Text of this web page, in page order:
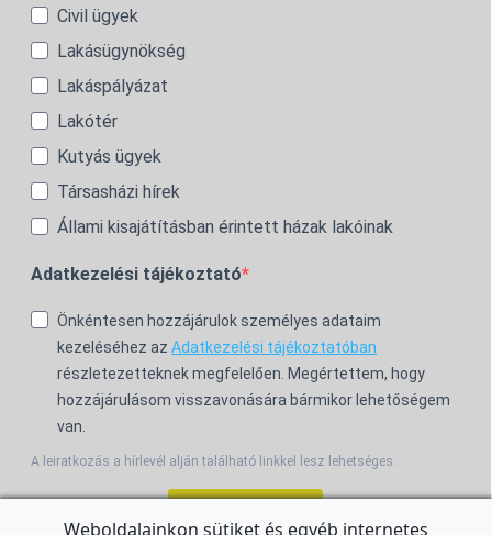
Civil ügyek
Lakásügynökség
Lakáspályázat
Lakótér
Kutyás ügyek
Társasházi hírek
Állami kisajátításban érintett házak lakóinak
Adatkezelési tájékoztató
Önkéntesen hozzájárulok személyes adataim
kezeléséhez az Adatkezelési tájékoztatóban
részletezetteknek megfelelően. Megértettem, hogy
hozzájárulásom visszavonására bármikor lehetőségem
van.
A leiratkozás a hírlevél alján található linkkel lesz lehetséges.
Weboldalainkon sütiket és egyéb internetes